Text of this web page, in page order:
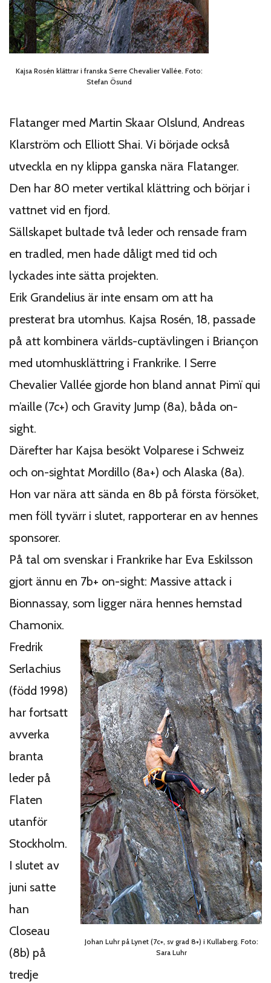
Kajsa Rosén klättrar i franska Serre Chevalier Vallée. Foto:
Stefan Ösund
Flatanger med Martin Skaar Olslund, Andreas
Klarström och Elliott Shai. Vi började också
utveckla en ny klippa ganska nära Flatanger.
Den har 80 meter vertikal klättring och börjar i
vattnet vid en fjord.
Sällskapet bultade två leder och rensade fram
en tradled, men hade dåligt med tid och
lyckades inte sätta projekten.
Erik Grandelius är inte ensam om att ha
presterat bra utomhus. Kajsa Rosén, 18, passade
på att kombinera världs-cuptävlingen i Briançon
med utomhusklättring i Frankrike. I Serre
Chevalier Vallée gjorde hon bland annat Pimï qui
m’aille (7c+) och Gravity Jump (8a), båda on-
sight.
Därefter har Kajsa besökt Volparese i Schweiz
och on-sightat Mordillo (8a+) och Alaska (8a).
Hon var nära att sända en 8b på första försöket,
men föll tyvärr i slutet, rapporterar en av hennes
sponsorer.
På tal om svenskar i Frankrike har Eva Eskilsson
gjort ännu en 7b+ on-sight: Massive attack i
Bionnassay, som ligger nära hennes hemstad
Chamonix.
Johan Luhr på Lynet (7c+, sv grad 8+) i Kullaberg. Foto:
Sara Luhr
Fredrik
Serlachius
(född 1998)
har fortsatt
avverka
branta
leder på
Flaten
utanför
Stockholm.
I slutet av
juni satte
han
Closeau
(8b) på
tredje